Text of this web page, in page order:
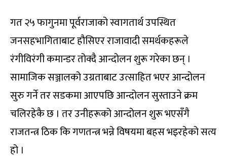
गत २५ फागुनमा पूर्वराजाको स्वागतार्थ उपस्थित
जनसहभागिताबाट हौसिएर राजावादी समर्थकहरूले
रंगीविरंगी कमान्डर तोक्दै आन्दोलन शुरू गरेका छन् ।
सामाजिक सञ्जालको उग्रताबाट उत्साहित भएर आन्दोलन
सुरु गर्ने तर सडकमा आएपछि आन्दोलन सुस्ताउने क्रम
चलिरहेकै छ । तर उनीहरूको आन्दोलन शुरू भएसँगै
राजतन्त्र ठिक कि गणतन्त्र भन्ने विषयमा बहस भइरहेको सत्य
हो ।